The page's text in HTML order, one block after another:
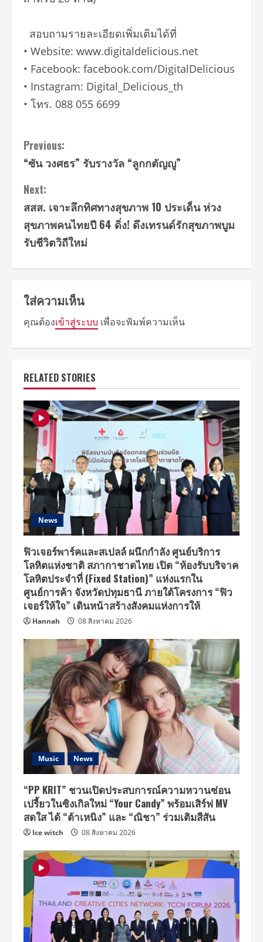
สอบถามรายละเอียดเพิ่มเติมได้ที่
• Website: www.digitaldelicious.net
• Facebook: facebook.com/DigitalDelicious
• Instagram: Digital_Delicious_th
• โทร. 088 055 6699
Continue
Reading
Previous:
“ซัน วงศธร” รับรางวัล “ลูกกตัญญู”
Next:
สสส. เจาะลึกทิศทางสุขภาพ 10 ประเด็น ห่วง
สุขภาพคนไทยปี 64 ดิ่ง! ดึงเทรนด์รักสุขภาพบูม
รับชีวิตวิถีใหม่
ใส่ความเห็น
คุณต้องเข้าสู่ระบบ เพื่อจะพิมพ์ความเห็น
RELATED STORIES
News
ฟิวเจอร์พาร์คและสเปลล์ ผนึกกำลัง ศูนย์บริการ
โลหิตแห่งชาติ สภากาชาดไทย เปิด “ห้องรับบริจาค
โลหิตประจำที่ (Fixed Station)” แห่งแรกใน
ศูนย์การค้า จังหวัดปทุมธานี ภายใต้โครงการ “ฟิว
เจอร์ให้ใจ” เดินหน้าสร้างสังคมแห่งการให้
Hannah 08 สิงหาคม 2026
Music News
“PP KRIT” ชวนเปิดประสบการณ์ความหวานซ่อน
เปรี้ยวในซิงเกิลใหม่ “Your Candy” พร้อมเสิร์ฟ MV
สดใส ได้ “ต้าเหนิง” และ “ณิชา” ร่วมเติมสีสัน
Ice witch 08 สิงหาคม 2026